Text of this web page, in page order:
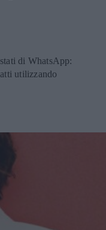
di WhatsApp:
utilizzando